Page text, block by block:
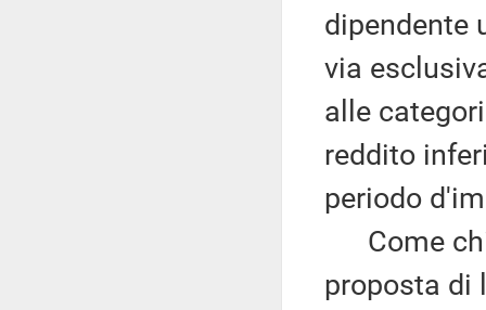
dipendente
via
alle
reddito
periodo
Come
proposta di